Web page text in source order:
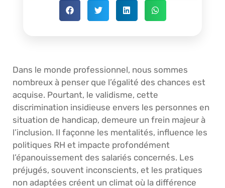
Dans le monde professionnel, nous sommes
nombreux à penser que l’égalité des chances est
acquise. Pourtant, le validisme, cette
discrimination insidieuse envers les personnes en
situation de handicap, demeure un frein majeur à
l’inclusion. Il façonne les mentalités, influence les
politiques RH et impacte profondément
l’épanouissement des salariés concernés. Les
préjugés, souvent inconscients, et les pratiques
non adaptées créent un climat où la différence